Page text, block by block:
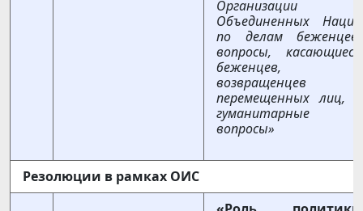
Организации
Объединенных Наций
по делам беженцев,
вопросы, касающиеся
беженцев,
возвращенцев и
перемещенных лиц, и
гуманитарные
вопросы»
Резолюции в рамках ОИС